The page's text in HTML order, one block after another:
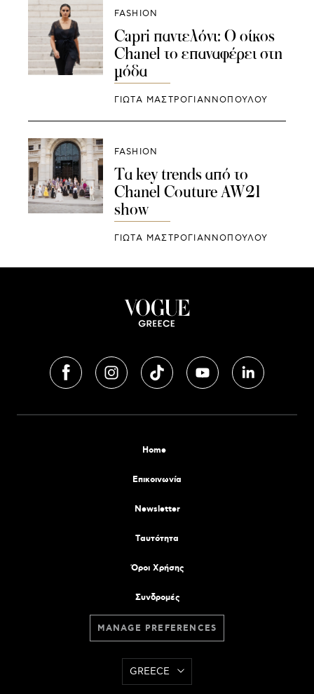
FASHION
Capri παντελόνι: Ο οίκος
Chanel το επαναφέρει στη
μόδα
ΓΙΩΤΑ ΜΑΣΤΡΟΓΙΑΝΝΟΠΟΥΛΟΥ
FASHION
Τα key trends από τo
Chanel Couture AW21
show
ΓΙΩΤΑ ΜΑΣΤΡΟΓΙΑΝΝΟΠΟΥΛΟΥ
Home
Επικοινωνία
Newsletter
Tαυτότητα
Όροι Χρήσης
Συνδρομές
MANAGE PREFERENCES
GREECE